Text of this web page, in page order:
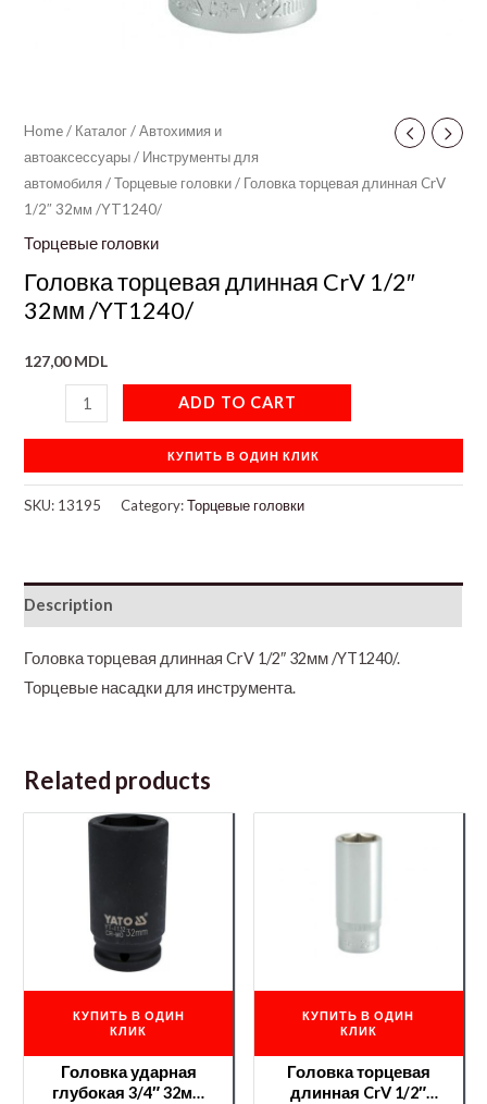
Home/ Каталог/Автохимия и
автоаксессуары/ Инструменты для
автомобиля /Торцевые головки/ Головка торцевая длинная CrV
1/2″ 32мм /YT1240/
Торцевые головки
Головка торцевая длинная CrV 1/2″
32мм /YT1240/
127,00MDL
ADD TO CART
КУПИТЬ В ОДИН КЛИК
SKU: 13195 Category:Торцевые головки
Description
Головка торцевая длинная CrV 1/2″ 32мм /YT1240/.
Торцевые насадки для инструмента.
Related products
КУПИТЬ В ОДИН
КЛИК
Головка ударная
глубокая 3/4″ 32мм
КУПИТЬ В ОДИН
КЛИК
Головка торцевая
длинная CrV 1/2″